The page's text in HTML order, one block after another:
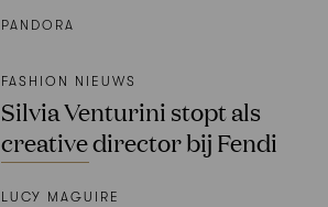
PANDORA
FASHION NIEUWS
Silvia Venturini stopt als
creative director bij Fendi
LUCY MAGUIRE